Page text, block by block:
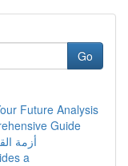
Go
Future Analysis
Guide
أزمة
a